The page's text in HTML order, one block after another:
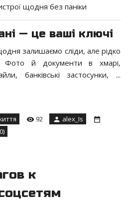
щодня без паніки
— це ваші ключі
залишаємо сліди, але рідко
Фото й документи в хмарі,
банківські застосунки, ...
92
alex_Is
к